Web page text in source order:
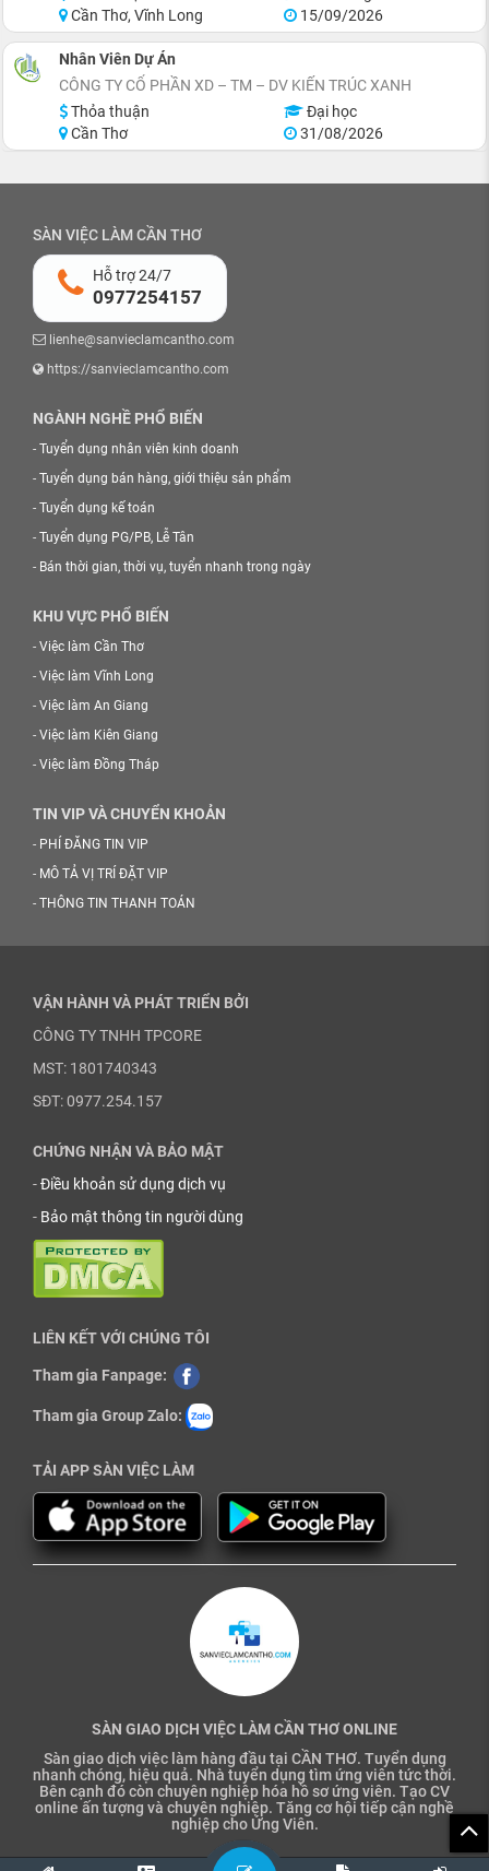
Cần Thơ, Vĩnh Long
15/09/2026
Nhân Viên Dự Án
CÔNG TY CỔ PHẦN XD – TM – DV KIẾN TRÚC XANH
Thỏa thuận
Đại học
Cần Thơ
31/08/2026
SÀN VIỆC LÀM CẦN THƠ
Hỗ trợ 24/7
0977254157
lienhe@sanvieclamcantho.com
https://sanvieclamcantho.com
NGÀNH NGHỀ PHỔ BIẾN
- Tuyển dụng nhân viên kinh doanh
- Tuyển dụng bán hàng, giới thiệu sản phẩm
- Tuyển dụng kế toán
- Tuyển dụng PG/PB, Lễ Tân
- Bán thời gian, thời vụ, tuyển nhanh trong ngày
KHU VỰC PHỔ BIẾN
- Việc làm Cần Thơ
- Việc làm Vĩnh Long
- Việc làm An Giang
- Việc làm Kiên Giang
- Việc làm Đồng Tháp
TIN VIP VÀ CHUYỂN KHOẢN
- PHÍ ĐĂNG TIN VIP
- MÔ TẢ VỊ TRÍ ĐẶT VIP
- THÔNG TIN THANH TOÁN
VẬN HÀNH VÀ PHÁT TRIỂN BỞI
CÔNG TY TNHH TPCORE
MST: 1801740343
SĐT: 0977.254.157
CHỨNG NHẬN VÀ BẢO MẬT
-Điều khoản sử dụng dịch vụ
- Bảo mật thông tin người dùng
LIÊN KẾT VỚI CHÚNG TÔI
Tham gia Fanpage:
Tham gia Group Zalo:
TẢI APP SÀN VIỆC LÀM
SÀN GIAO DỊCH VIỆC LÀM CẦN THƠ ONLINE
Sàn giao dịch việc làm hàng đầu tại CẦN THƠ. Tuyển dụng
nhanh chóng, hiệu quả. Nhà tuyển dụng tìm ứng viên tức thời.
Bên cạnh đó còn chuyên nghiệp hóa hồ sơ ứng viên. Tạo CV
online ấn tượng và chuyên nghiệp. Tăng cơ hội tiếp cận nghề
nghiệp cho Ứng Viên.